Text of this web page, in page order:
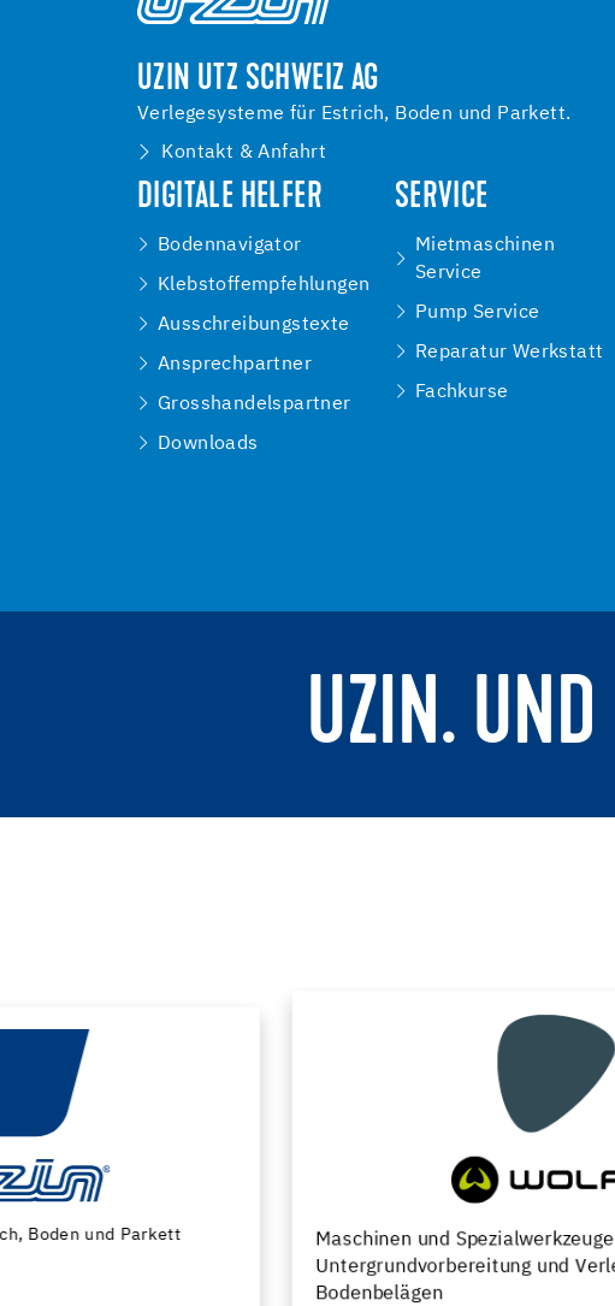
UZIN UTZ SCHWEIZ AG
Verlegesysteme für Estrich, Boden und Parkett.
Kontakt & Anfahrt
DIGITALE HELFER
Bodennavigator
Klebstoffempfehlungen
Ausschreibungstexte
Ansprechpartner
Grosshandelspartner
Downloads
SERVICE
Mietmaschinen
Service
Pump Service
Reparatur Werkstatt
Fachkurse
UZIN. UND
Maschinen und Spezialwerkzeuge zur
Untergrundvorbereitung und Verlegung von